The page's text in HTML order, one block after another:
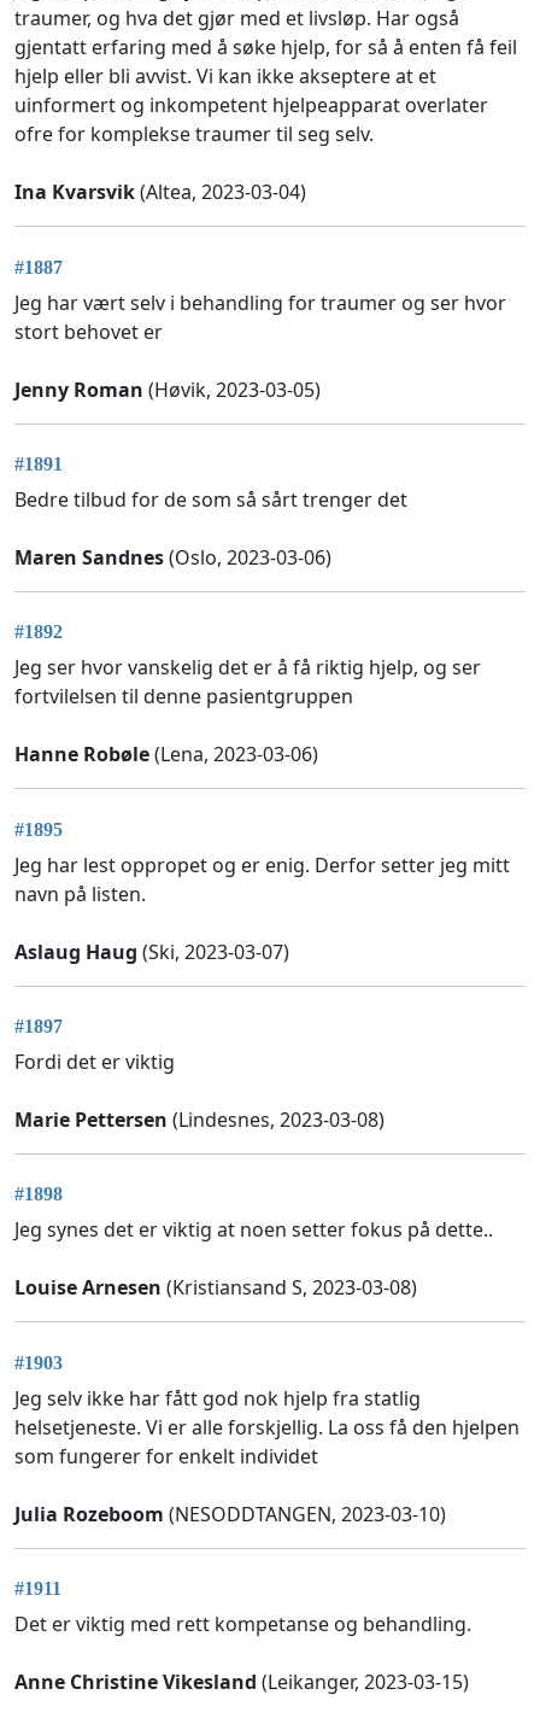
traumer, og hva det gjør med et livsløp. Har også
gjentatt erfaring med å søke hjelp, for så å enten få feil
hjelp eller bli avvist. Vi kan ikke akseptere at et
uinformert og inkompetent hjelpeapparat overlater
ofre for komplekse traumer til seg selv.
Ina Kvarsvik(Altea, 2023-03-04)
#1887
Jeg har vært selv i behandling for traumer og ser hvor
stort behovet er
Jenny Roman (Høvik, 2023-03-05)
#1891
Bedre tilbud for de som så sårt trenger det
Maren Sandnes(Oslo, 2023-03-06)
#1892
Jeg ser hvor vanskelig det er å få riktig hjelp, og ser
fortvilelsen til denne pasientgruppen
Hanne Robøle(Lena, 2023-03-06)
#1895
Jeg har lest oppropet og er enig. Derfor setter jeg mitt
navn på listen.
Aslaug Haug (Ski, 2023-03-07)
#1897
Fordi det er viktig
Marie Pettersen (Lindesnes, 2023-03-08)
#1898
Jeg synes det er viktig at noen setter fokus på dette..
Louise Arnesen (Kristiansand S, 2023-03-08)
#1903
Jeg selv ikke har fått god nok hjelp fra statlig
helsetjeneste. Vi er alle forskjellig. La oss få den hjelpen
som fungerer for enkelt individet
Julia Rozeboom (NESODDTANGEN, 2023-03-10)
#1911
Det er viktig med rett kompetanse og behandling.
Anne Christine Vikesland (Leikanger, 2023-03-15)